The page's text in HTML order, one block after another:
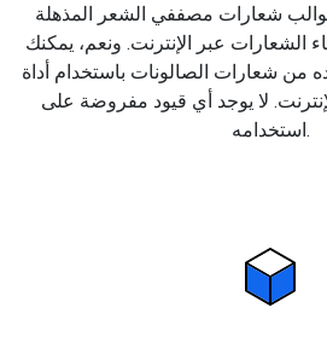
شعارات مصففي الشعر المذهلة
الشعارات عبر الإنترنت. ونعم، يمكنك
من شعارات الصالونات باستخدام أداة
لا يوجد أي قيود مفروضة على
استخدامه.